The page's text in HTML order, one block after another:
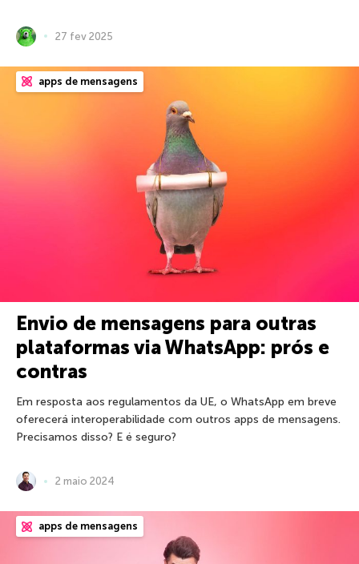
27 fev 2025
apps de mensagens
Envio de mensagens para outras
plataformas via WhatsApp: prós e
contras
Em resposta aos regulamentos da UE, o WhatsApp em breve
oferecerá interoperabilidade com outros apps de mensagens.
Precisamos disso? E é seguro?
2 maio 2024
apps de mensagens